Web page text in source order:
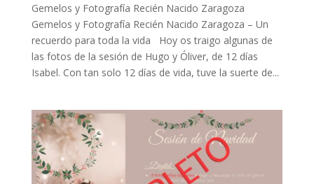
Gemelos y Fotografía Recién Nacido Zaragoza
Gemelos y Fotografía Recién Nacido Zaragoza – Un
recuerdo para toda la vida Hoy os traigo algunas de
las fotos de la sesión de Hugo y Óliver, de 12 días
Isabel. Con tan solo 12 días de vida, tuve la suerte de...